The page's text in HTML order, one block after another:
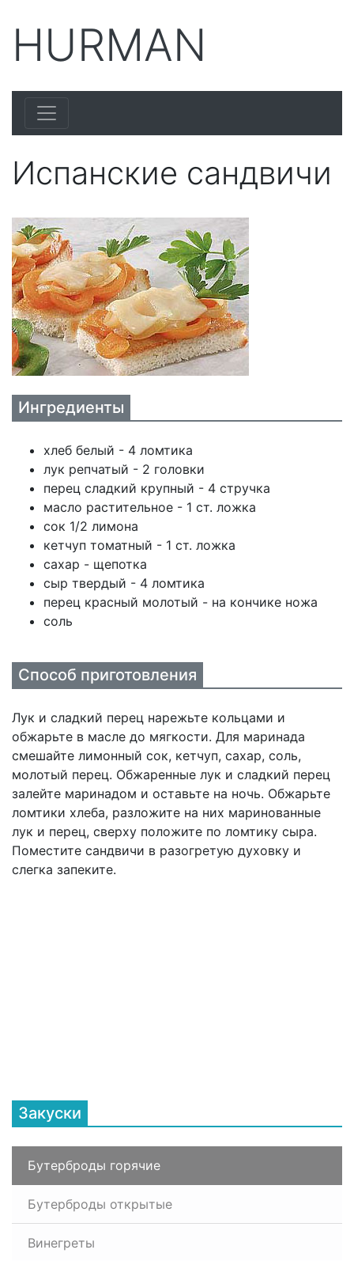
HURMAN
Испанские сандвичи
Ингредиенты
хлеб белый - 4 ломтика
лук репчатый - 2 головки
перец сладкий крупный - 4 стручка
масло растительное - 1 ст. ложка
сок 1/2 лимона
кетчуп томатный - 1 ст. ложка
сахар - щепотка
сыр твердый - 4 ломтика
перец красный молотый - на кончике ножа
соль
Способ приготовления
Лук и сладкий перец нарежьте кольцами и
обжарьте в масле до мягкости. Для маринада
смешайте лимонный сок, кетчуп, сахар, соль,
молотый перец. Обжаренные лук и сладкий перец
залейте маринадом и оставьте на ночь. Обжарьте
ломтики хлеба, разложите на них маринованные
лук и перец, сверху положите по ломтику сыра.
Поместите сандвичи в разогретую духовку и
слегка запеките.
Закуски
Бутерброды горячие
Бутерброды открытые
Винегреты